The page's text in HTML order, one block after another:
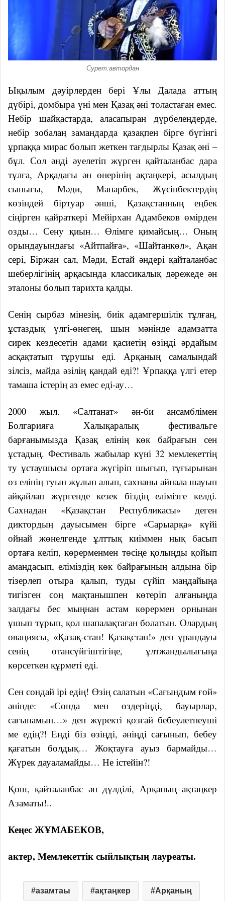
Сурет:автордан
Ықылым дәуірлерден бері Ұлы Далада аттың
дүбірі, домбыра үні мен Қазақ әні толастаған емес.
Небір шайқастарда, аласапыран дүрбелеңдерде,
небір зобалаң замандарда қазақпен бірге бүгінгі
ұрпаққа мирас болып жеткен тағдырлы Қазақ әні –
бұл. Сол әнді әуелетіп жүрген қайталанбас дара
тұлға, Арқадағы ән өнерінің ақтаңкері, асылдың
сынығы, Мәди, Манарбек, Жүсіпбектердің
көзіндей біртуар әнші, Қазақстанның еңбек
сіңірген қайраткері Мейірхан Адамбеков өмірден
озды… Сену қиын… Өлімге қимайсың… Оның
орындауындағы «Айтпайға», «Шайтанкөл», Ақан
сері, Біржан сал, Мәди, Естай әндері қайталанбас
шеберлігінің арқасында классикалық дәрежеде ән
эталоны болып тарихта қалды.
Сенің сырбаз мінезің, биік адамгершілік тұлғаң,
ұстаздық үлгі-өнегең, шын мәнінде адамзатта
сирек кездесетін адами қасиетің өзіңді әрдайым
асқақтатып тұрушы еді. Арқаның самалындай
зілсіз, майда әзілің қандай еді?! Ұрпаққа үлгі етер
тамаша істерің аз емес еді-ау…
2000 жыл. «Салтанат» ән-би ансамблімен
Болгарияға Халықаралық фестивальге
барғанымызда Қазақ елінің көк байрағын сен
ұстадың. Фестиваль жабылар күні 32 мемлекеттің
ту ұстаушысы ортаға жүгіріп шығып, тұғырынан
өз елінің туын жұлып алып, сахнаны айнала шауып
айқайлап жүргенде кезек біздің елімізге келді.
Сахнадан «Қазақстан Республикасы» деген
диктордың дауысымен бірге «Сарыарқа» күйі
ойнай жөнелгенде ұлттық киіммен нық басып
ортаға келіп, көрерменмен төсіңе қолыңды қойып
амандасып, еліміздің көк байрағының алдына бір
тізерлеп отыра қалып, туды сүйіп маңдайыңа
тигізген соң мақтанышпен көтеріп алғаныңда
залдағы бес мыңнан астам көрермен орнынан
ұшып тұрып, қол шапалақтаған болатын. Олардың
овациясы, «Қазақ-стан! Қазақстан!» деп ұрандауы
сенің отансүйгіштігіңе, ұлтжандылығыңа
көрсеткен құрметі еді.
Сен сондай ірі едің! Өзің салатын «Сағындым ғой»
әнінде: «Сонда мен өздеріңді, бауырлар,
сағынамын…» деп жүректі қозғай бебеулетпеуші
ме едің?! Енді біз өзіңді, әніңді сағынып, бебеу
қағатын болдық… Жоқтауға ауыз бармайды…
Жүрек дауаламайды… Не істейін?!
Қош, қайталанбас ән дүлділі, Арқаның ақтаңкер
Азаматы!..
Кеңес ЖҰМАБЕКОВ,
актер, Мемлекеттік сыйлықтың лауреаты.
азамтаы ақтаңкер Арқаның